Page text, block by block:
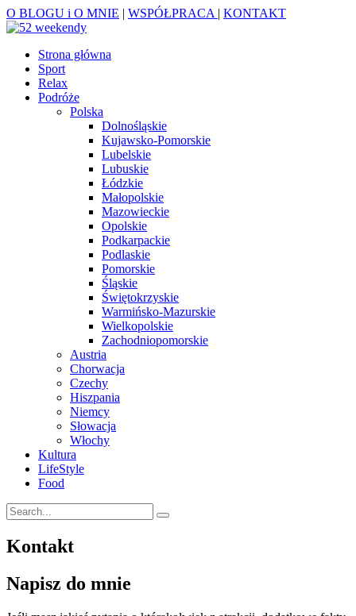
O BLOGU i O MNIE | WSPÓŁPRACA | KONTAKT
Strona główna
Sport
Relax
Podróże
Polska
Dolnośląskie
Kujawsko-Pomorskie
Lubelskie
Lubuskie
Łódzkie
Małopolskie
Mazowieckie
Opolskie
Podkarpackie
Podlaskie
Pomorskie
Śląskie
Świętokrzyskie
Warmińsko-Mazurskie
Wielkopolskie
Zachodniopomorskie
Austria
Chorwacja
Czechy
Hiszpania
Niemcy
Słowacja
Włochy
Kultura
LifeStyle
Food
Kontakt
Napisz do mnie